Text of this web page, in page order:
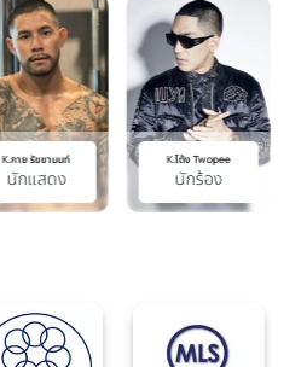
K.กาย รัชชานนท์
นักแสดง
K.โต้ง Twopee
นักร้อง